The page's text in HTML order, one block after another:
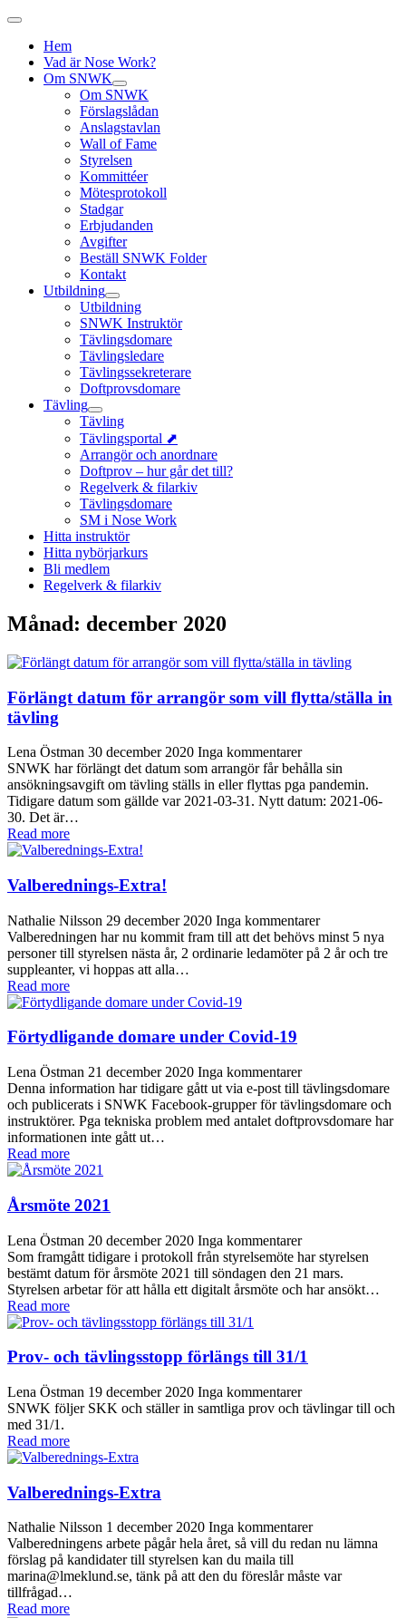
Hem
Vad är Nose Work?
Om SNWK
Om SNWK
Förslagslådan
Anslagstavlan
Wall of Fame
Styrelsen
Kommittéer
Mötesprotokoll
Stadgar
Erbjudanden
Avgifter
Beställ SNWK Folder
Kontakt
Utbildning
Utbildning
SNWK Instruktör
Tävlingsdomare
Tävlingsledare
Tävlingssekreterare
Doftprovsdomare
Tävling
Tävling
Tävlingsportal ⬈
Arrangör och anordnare
Doftprov – hur går det till?
Regelverk & filarkiv
Tävlingsdomare
SM i Nose Work
Hitta instruktör
Hitta nybörjarkurs
Bli medlem
Regelverk & filarkiv
Månad: december 2020
Förlängt datum för arrangör som vill flytta/ställa in
tävling
Lena Östman 30 december 2020 Inga kommentarer
SNWK har förlängt det datum som arrangör får behålla sin
ansökningsavgift om tävling ställs in eller flyttas pga pandemin.
Tidigare datum som gällde var 2021-03-31. Nytt datum: 2021-06-
30. Det är…
Read more
Valberednings-Extra!
Nathalie Nilsson 29 december 2020 Inga kommentarer
Valberedningen har nu kommit fram till att det behövs minst 5 nya
personer till styrelsen nästa år, 2 ordinarie ledamöter på 2 år och tre
suppleanter, vi hoppas att alla…
Read more
Förtydligande domare under Covid-19
Lena Östman 21 december 2020 Inga kommentarer
Denna information har tidigare gått ut via e-post till tävlingsdomare
och publicerats i SNWK Facebook-grupper för tävlingsdomare och
instruktörer. Pga tekniska problem med antalet doftprovsdomare har
informationen inte gått ut…
Read more
Årsmöte 2021
Lena Östman 20 december 2020 Inga kommentarer
Som framgått tidigare i protokoll från styrelsemöte har styrelsen
bestämt datum för årsmöte 2021 till söndagen den 21 mars.
Styrelsen arbetar för att hålla ett digitalt årsmöte och har ansökt…
Read more
Prov- och tävlingsstopp förlängs till 31/1
Lena Östman 19 december 2020 Inga kommentarer
SNWK följer SKK och ställer in samtliga prov och tävlingar till och
med 31/1.
Read more
Valberednings-Extra
Nathalie Nilsson 1 december 2020 Inga kommentarer
Valberedningens arbete pågår hela året, så vill du redan nu lämna
förslag på kandidater till styrelsen kan du maila till
marina@lmeklund.se, tänk på att den du föreslår måste var
tillfrågad…
Read more